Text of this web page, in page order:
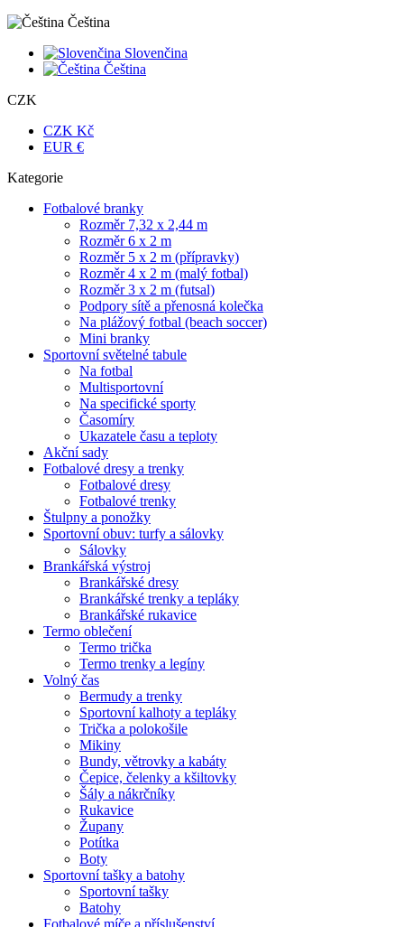
Čeština
Slovenčina
Čeština
CZK
CZK Kč
EUR €
Kategorie
Fotbalové branky
Rozměr 7,32 x 2,44 m
Rozměr 6 x 2 m
Rozměr 5 x 2 m (přípravky)
Rozměr 4 x 2 m (malý fotbal)
Rozměr 3 x 2 m (futsal)
Podpory sítě a přenosná kolečka
Na plážový fotbal (beach soccer)
Mini branky
Sportovní světelné tabule
Na fotbal
Multisportovní
Na specifické sporty
Časomíry
Ukazatele času a teploty
Akční sady
Fotbalové dresy a trenky
Fotbalové dresy
Fotbalové trenky
Štulpny a ponožky
Sportovní obuv: turfy a sálovky
Sálovky
Brankářská výstroj
Brankářské dresy
Brankářské trenky a tepláky
Brankářské rukavice
Termo oblečení
Termo trička
Termo trenky a legíny
Volný čas
Bermudy a trenky
Sportovní kalhoty a tepláky
Trička a polokošile
Mikiny
Bundy, větrovky a kabáty
Čepice, čelenky a kšiltovky
Šály a nákrčníky
Rukavice
Župany
Potítka
Boty
Sportovní tašky a batohy
Sportovní tašky
Batohy
Fotbalové míče a příslušenství